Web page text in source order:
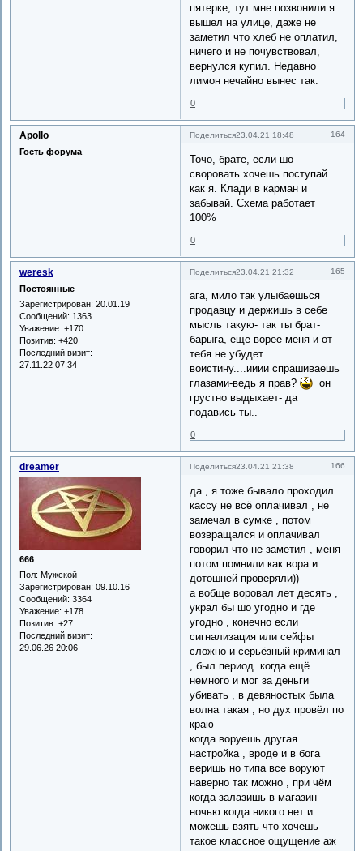
пятерке, тут мне позвонили я
вышел на улице, даже не
заметил что хлеб не оплатил,
ничего и не почувствовал,
вернулся купил. Недавно
лимон нечайно вынес так.
0
Поделиться 164
23.04.21 18:48
Apollo
Гость форума
Точо, брате, если шо
своровать хочешь поступай
как я. Клади в карман и
забывай. Схема работает
100%
0
Поделиться 165
23.04.21 21:32
weresk
Постоянные
Зарегистрирован: 20.01.19
Сообщений: 1363
Уважение: +170
Позитив: +420
Последний визит:
27.11.22 07:34
ага, мило так улыбаешься
продавцу и держишь в себе
мысль такую- так ты брат-
барыга, еще ворее меня и от
тебя не убудет
воистину....ииии спрашиваешь
глазами-ведь я прав?
он
грустно выдыхает- да
подавись ты..
0
Поделиться 166
23.04.21 21:38
dreamer
666
Пол: Мужской
Зарегистрирован: 09.10.16
Сообщений: 3364
Уважение: +178
Позитив: +27
Последний визит:
29.06.26 20:06
да , я тоже бывало проходил
кассу не всё оплачивал , не
замечал в сумке , потом
возвращался и оплачивал
говорил что не заметил , меня
потом помнили как вора и
дотошней проверяли))
а вобще воровал лет десять ,
украл бы шо угодно и где
угодно , конечно если
сигнализация или сейфы
сложно и серьёзный криминал
, был период когда ещё
немного и мог за деньги
убивать , в девяностых была
волна такая , но дух провёл по
краю
когда воруешь другая
настройка , вроде и в бога
веришь но типа все воруют
наверно так можно , при чём
когда залазишь в магазин
ночью когда никого нет и
можешь взять что хочешь
такое классное ощущение аж